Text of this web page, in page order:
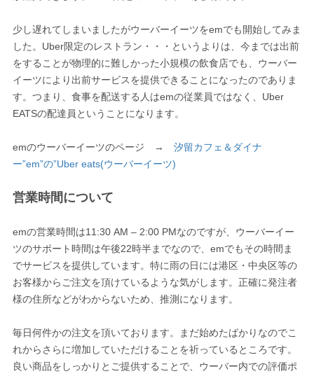
少し遅れてしまいましたがウーバーイーツをemでも開始してみま
した。Uber限定のレストラン・・・というよりは、今までは出前
をすることが物理的に難しかった小規模の飲食店でも、ウーバー
イーツにより出前サービスを提供できることになったのでありま
す。つまり、食事を配送する人はemの従業員ではなく、Uber
EATSの配達員ということになります。
emのウーバーイーツのページ → 汐留カフェ＆ダイナ
ー”em”の”Uber eats(ウーバーイーツ)
営業時間について
emの営業時間は11:30 AM – 2:00 PMなのですが、ウーバーイー
ツのサポート時間は午後22時半までなので、emでもその時間ま
でサービスを提供しています。特に雨の日には港区・中央区等の
お客様からご注文を頂けているような気がします。正確に発注者
様の住所などがわからないため、推測になります。
毎日何件かの注文を頂いております。まだ始めたばかりなのでこ
れからさらに増加していただけることを祈っているところです。
良い商品をしっかりとご提供することで、ウーバー内での評価ポ